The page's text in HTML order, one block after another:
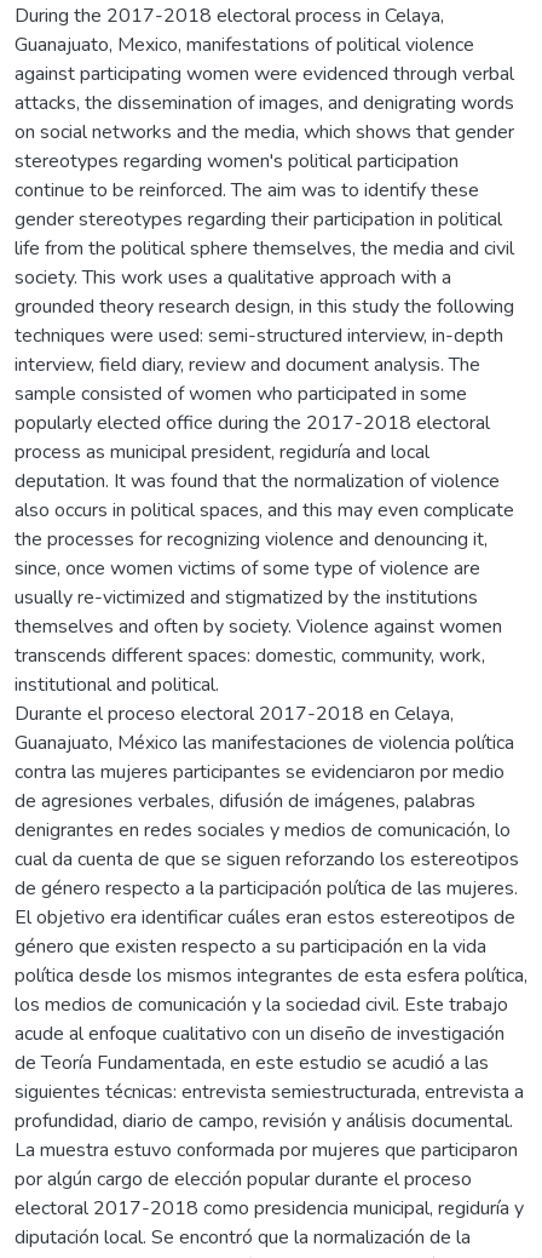
During the 2017-2018 electoral process in Celaya,
Guanajuato, Mexico, manifestations of political violence
against participating women were evidenced through verbal
attacks, the dissemination of images, and denigrating words
on social networks and the media, which shows that gender
stereotypes regarding women's political participation
continue to be reinforced. The aim was to identify these
gender stereotypes regarding their participation in political
life from the political sphere themselves, the media and civil
society. This work uses a qualitative approach with a
grounded theory research design, in this study the following
techniques were used: semi-structured interview, in-depth
interview, field diary, review and document analysis. The
sample consisted of women who participated in some
popularly elected office during the 2017-2018 electoral
process as municipal president, regiduría and local
deputation. It was found that the normalization of violence
also occurs in political spaces, and this may even complicate
the processes for recognizing violence and denouncing it,
since, once women victims of some type of violence are
usually re-victimized and stigmatized by the institutions
themselves and often by society. Violence against women
transcends different spaces: domestic, community, work,
institutional and political.
Durante el proceso electoral 2017-2018 en Celaya,
Guanajuato, México las manifestaciones de violencia política
contra las mujeres participantes se evidenciaron por medio
de agresiones verbales, difusión de imágenes, palabras
denigrantes en redes sociales y medios de comunicación, lo
cual da cuenta de que se siguen reforzando los estereotipos
de género respecto a la participación política de las mujeres.
El objetivo era identificar cuáles eran estos estereotipos de
género que existen respecto a su participación en la vida
política desde los mismos integrantes de esta esfera política,
los medios de comunicación y la sociedad civil. Este trabajo
acude al enfoque cualitativo con un diseño de investigación
de Teoría Fundamentada, en este estudio se acudió a las
siguientes técnicas: entrevista semiestructurada, entrevista a
profundidad, diario de campo, revisión y análisis documental.
La muestra estuvo conformada por mujeres que participaron
por algún cargo de elección popular durante el proceso
electoral 2017-2018 como presidencia municipal, regiduría y
diputación local. Se encontró que la normalización de la